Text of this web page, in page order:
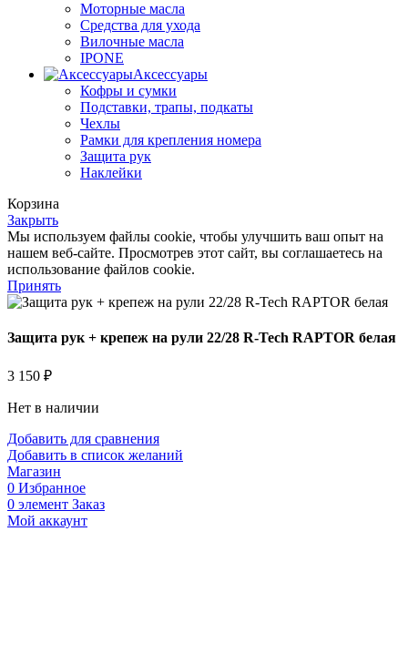
Моторные масла
Средства для ухода
Вилочные масла
IPONE
Аксессуары
Кофры и сумки
Подставки, трапы, подкаты
Чехлы
Рамки для крепления номера
Защита рук
Наклейки
Корзина
Закрыть
Мы используем файлы cookie, чтобы улучшить ваш опыт на
нашем веб-сайте. Просмотрев этот сайт, вы соглашаетесь на
использование файлов cookie.
Принять
Защита рук + крепеж на рули 22/28 R-Tech RAPTOR белая
3 150 ₽
Нет в наличии
Добавить для сравнения
Добавить в список желаний
Магазин
0 Избранное
0 элемент Заказ
Мой аккаунт